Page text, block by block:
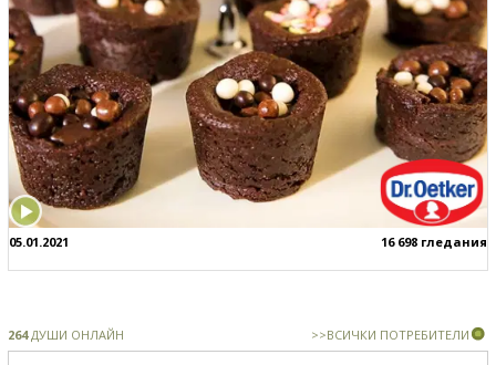
05.01.2021 16 698 гледания
264ДУШИ ОНЛАЙН >>ВСИЧКИ ПОТРЕБИТЕЛИ